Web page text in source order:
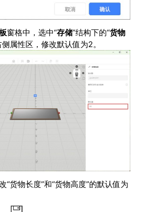
窗格中，选中“存储”结构下的“货物
属性区，修改默认值为2。
“货物长度”和“货物高度”的默认值为